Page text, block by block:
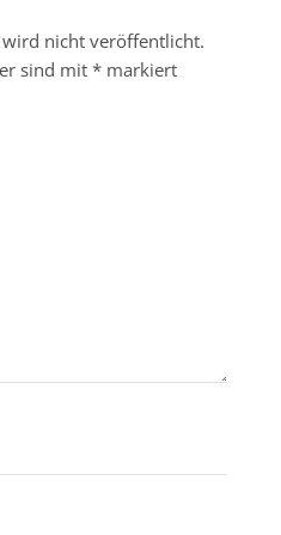
wird nicht veröffentlicht.
sind mit *markiert